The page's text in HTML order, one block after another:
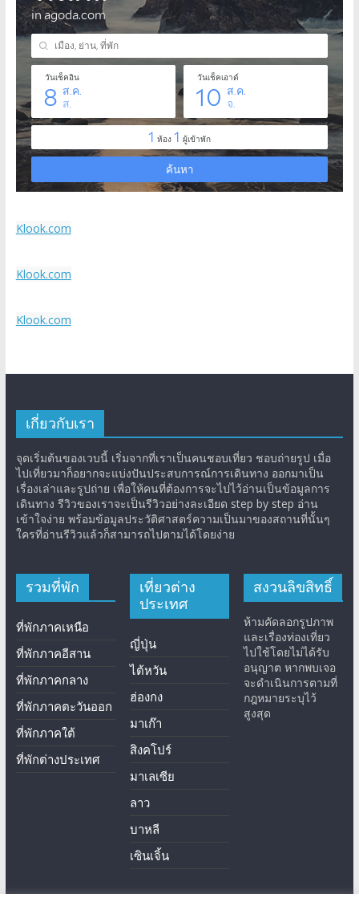
Klook.com
Klook.com
Klook.com
เกี่ยวกับเรา
จุดเริ่มต้นของเวบนี้ เริ่มจากที่เราเป็นคนชอบเที่ยว ชอบถ่ายรูป เมื่อ
ไปเที่ยวมาก็อยากจะแบ่งปันประสบการณ์การเดินทาง ออกมาเป็น
เรื่องเล่าและรูปถ่าย เพื่อให้คนที่ต้องการจะไปไว้อ่านเป็นข้อมูลการ
เดินทาง รีวิวของเราจะเป็นรีวิวอย่างละเอียด step by step อ่าน
เข้าใจง่าย พร้อมข้อมูลประวัติศาสตร์ความเป็นมาของสถานที่นั้นๆ
ใครที่อ่านรีวิวแล้วก็สามารถไปตามได้โดยง่าย
รวมที่พัก
ที่พักภาคเหนือ
ที่พักภาคอีสาน
ที่พักภาคกลาง
ที่พักภาคตะวันออก
ที่พักภาคใต้
ที่พักต่างประเทศ
เที่ยวต่าง
ประเทศ
ญี่ปุ่น
ไต้หวัน
ฮ่องกง
มาเก๊า
สิงคโปร์
มาเลเซีย
ลาว
บาหลี
เซินเจิ้น
สงวนลิขสิทธิ์
ห้ามคัดลอกรูปภาพ
และเรื่องท่องเที่ยว
ไปใช้โดยไม่ได้รับ
อนุญาต หากพบเจอ
จะดำเนินการตามที่
กฎหมายระบุไว้
สูงสุด